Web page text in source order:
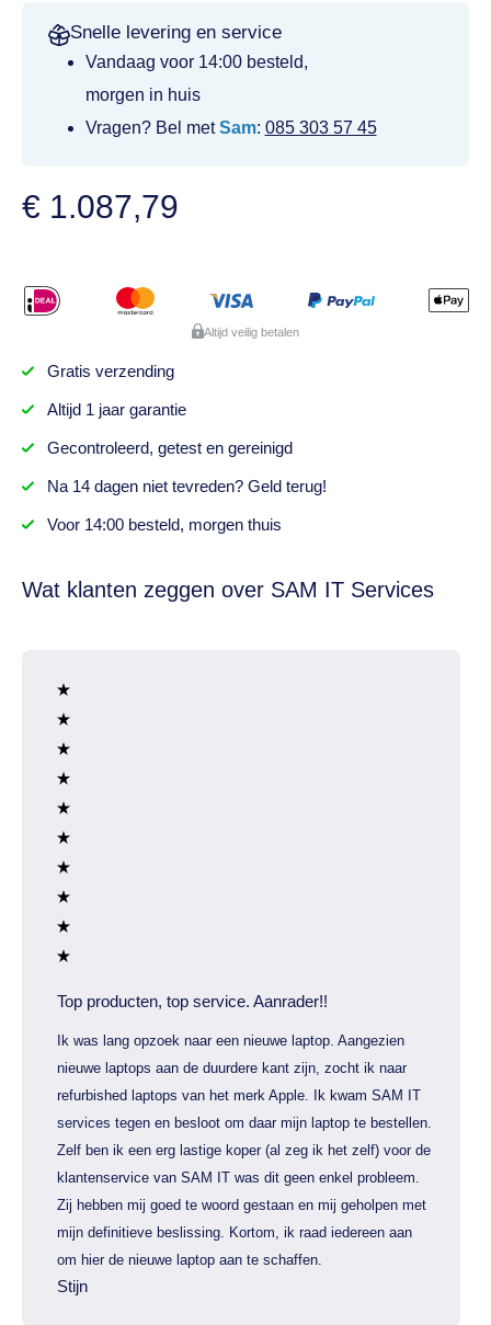
Snelle levering en service
Vandaag voor 14:00 besteld,
morgen in huis
Vragen? Bel metSam: 085 303 57 45
€ 1.087,79
Altijd veilig betalen
Gratis verzending
Altijd 1 jaargarantie
Gecontroleerd, getesten gereinigd
Na 14 dagenniet tevreden? Geld terug!
Voor 14:00 besteld, morgen thuis
Wat klanten zeggen over SAM IT Services
Top producten, top service. Aanrader!!
Ik was lang opzoek naar een nieuwe laptop. Aangezien
nieuwe laptops aan de duurdere kant zijn, zocht ik naar
refurbished laptops van het merk Apple. Ik kwam SAM IT
services tegen en besloot om daar mijn laptop te bestellen.
Zelf ben ik een erg lastige koper (al zeg ik het zelf) voor de
klantenservice van SAM IT was dit geen enkel probleem.
Zij hebben mij goed te woord gestaan en mij geholpen met
mijn definitieve beslissing. Kortom, ik raad iedereen aan
om hier de nieuwe laptop aan te schaffen.
Stijn